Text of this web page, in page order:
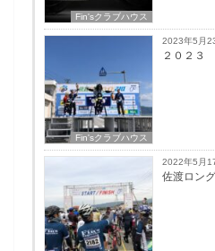
Fin'sクラブハウス
Fin'sクラブハウス
2023年5月
２０２３
2022年5月
佐渡ロン